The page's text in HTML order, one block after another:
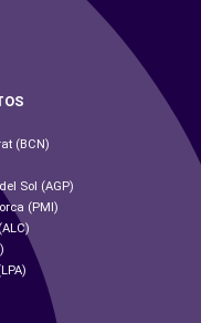
(BCN)
Sol (AGP)
(PMI)